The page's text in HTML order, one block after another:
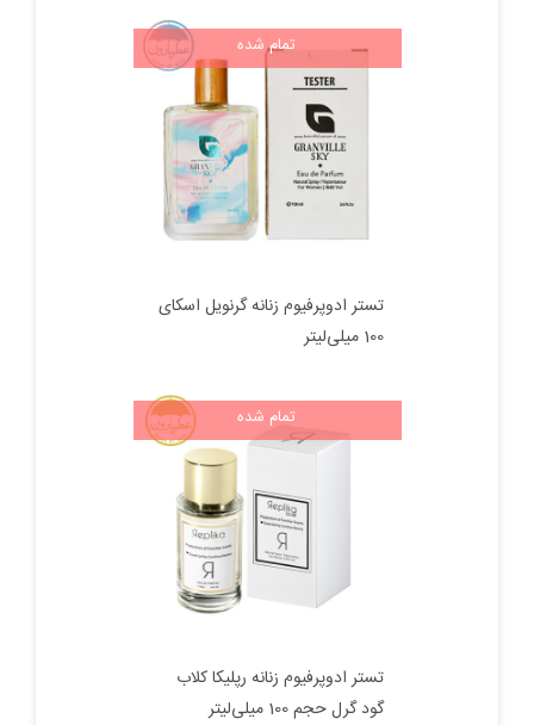
اصلی:
490,000 تومان
بود.
فعلی:
450,000 تومان.
تمام شده
تستر ادوپرفیوم زنانه گرنویل اسکای
100 میلی‌لیتر
تمام شده
تستر ادوپرفیوم زنانه رپلیکا کلاب
گود گرل حجم 100 میلی‌لیتر